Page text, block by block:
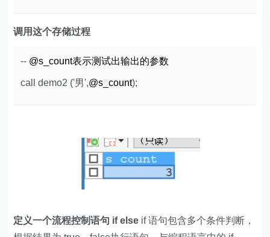
调用这个存储过程
-- @s_count表示测试出输出的参数
call demo2 ('男',@s_count);
定义一个流程控制语句 if else if 语句包含多个条件判断，